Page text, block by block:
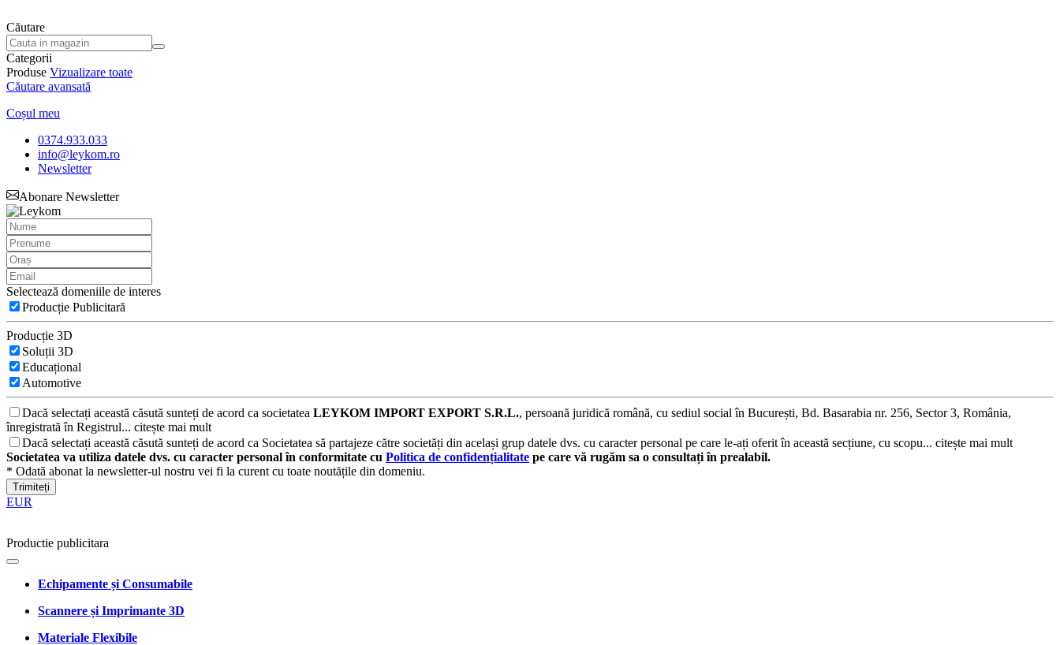
Căutare
Categorii
Produse Vizualizare toate
Căutare avansată
Coșul meu
0374.933.033
info@leykom.ro
Newsletter
Abonare Newsletter
Selectează domeniile de interes
Producție Publicitară
Producție 3D
Soluții 3D
Educațional
Automotive
Dacă selectați această căsută sunteți de acord ca societatea LEYKOM IMPORT EXPORT S.R.L., persoană juridică română, cu sediul social în București, Bd. Basarabia nr. 256, Sector 3, România,
înregistrată în Registrul... citește mai mult
Dacă selectați această căsută sunteți de acord ca Societatea să partajeze către societăți din același grup datele dvs. cu caracter personal pe care le-ați oferit în această secțiune, cu scopu... citește mai mult
Societatea va utiliza datele dvs. cu caracter personal în conformitate cu Politica de confidențialitate pe care vă rugăm sa o consultați în prealabil.
* Odată abonat la newsletter-ul nostru vei fi la curent cu toate noutățile din domeniu.
Trimiteți
EUR
Productie publicitara
Echipamente și Consumabile
Scannere și Imprimante 3D
Materiale Flexibile